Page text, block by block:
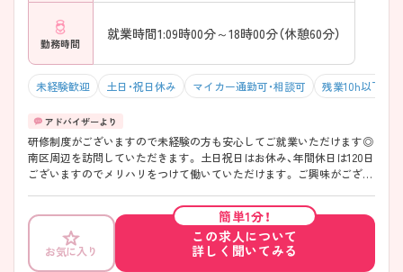
勤務時間
就業時間1:09時00分～18時00分（休憩60分）
未経験歓迎 土日・祝日休み マイカー通勤可・相談可 残業10h以下（ほ
研修制度がございますので未経験の方も安心してご就業いただけます◎
南区周辺を訪問していただきます。 土日祝日はお休み、年間休日は120日
ございますのでメリハリをつけて働いていただけます。 ご興味がござい
お気に入り
簡単1分！
この求人について
詳しく聞いてみる